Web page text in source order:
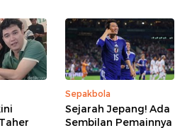
Sepakbola
Sejarah Jepang! Ada
Sembilan Pemainnya